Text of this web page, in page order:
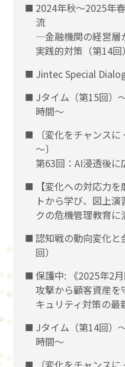
2024年秋～2025年
流
―金融機関の経営層
実践的対策（第14回）
Jintec Special
Jタイム（第15回）
時間～
〔変化をチャンス
〜〕
第63回：AI浸透後に
【変化への対応力
トから学び、図上
クの危機管理教育に
認知戦の動向変化
回）
保護中: 《2025年2
攻撃から顧客資産を
キュリティ対策の最
Jタイム（第14回）
時間～